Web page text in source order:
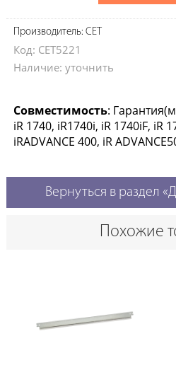
Производитель: CET
Код: CET5221
Наличие: уточнить
Совместимость:
iR 1740, iR1740i, iR 1740iF, iR
iRADVANCE 400, iR
Вернуться в раздел
Похожие